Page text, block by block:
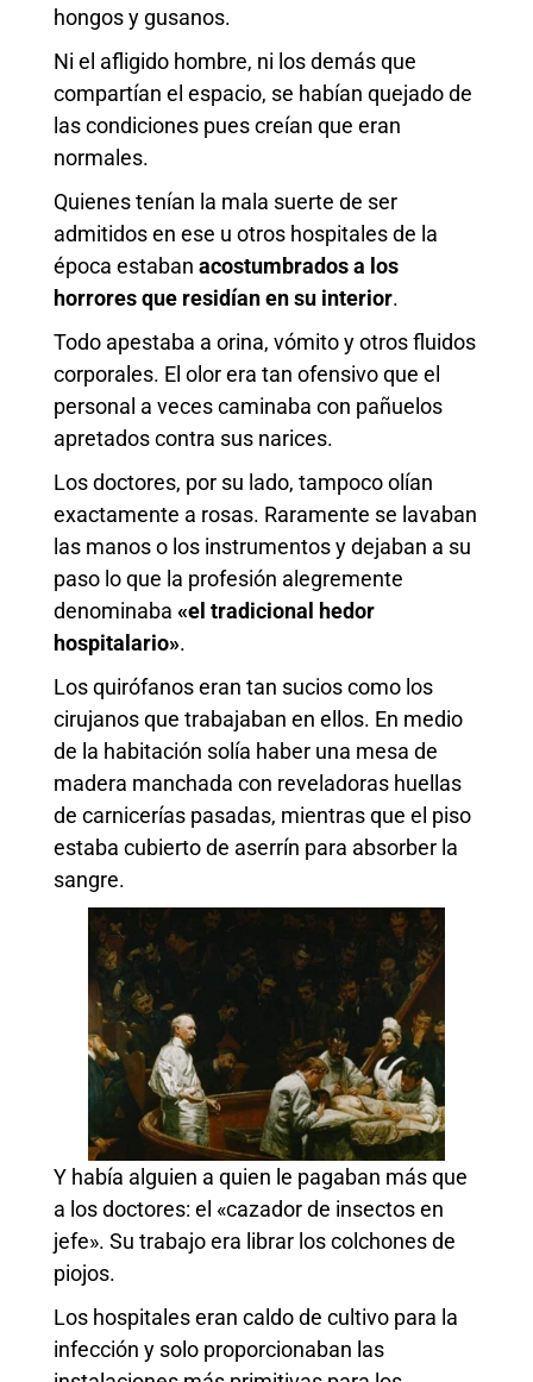
hongos y gusanos.
Ni el afligido hombre, ni los demás que
compartían el espacio, se habían quejado de
las condiciones pues creían que eran
normales.
Quienes tenían la mala suerte de ser
admitidos en ese u otros hospitales de la
época estaban acostumbrados a los
horrores que residían en su interior.
Todo apestaba a orina, vómito y otros fluidos
corporales. El olor era tan ofensivo que el
personal a veces caminaba con pañuelos
apretados contra sus narices.
Los doctores, por su lado, tampoco olían
exactamente a rosas. Raramente se lavaban
las manos o los instrumentos y dejaban a su
paso lo que la profesión alegremente
denominaba «el tradicional
hedor
hospitalario».
Los quirófanos eran tan sucios como los
cirujanos que trabajaban en ellos. En medio
de la habitación solía haber una mesa de
madera manchada con reveladoras huellas
de carnicerías pasadas, mientras que el piso
estaba cubierto de aserrín para absorber la
sangre.
Y había alguien a quien le pagaban más que
a los doctores: el «cazador de insectos en
jefe». Su trabajo era librar los colchones de
piojos.
Los hospitales eran caldo de cultivo para la
infección y solo proporcionaban las